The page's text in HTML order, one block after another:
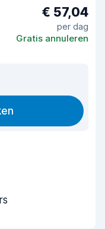
€ 57,04
per dag
Gratis annuleren